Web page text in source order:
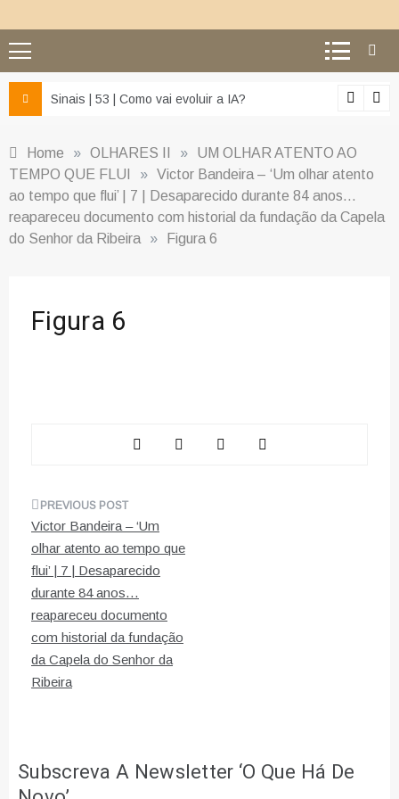
e da misericórdia’
Sinais | 53 | Como vai evoluir a IA?
Home » OLHARES II »
UM OLHAR ATENTO AO
TEMPO QUE FLUI
» Victor Bandeira – ‘Um olhar atento
ao tempo que flui’ | 7 | Desaparecido durante 84 anos…
reapareceu documento com historial da fundação da Capela
do Senhor da Ribeira
» Figura 6
Figura 6
Navegação
de
artigos
Victor Bandeira – ‘Um
olhar atento ao tempo que
flui’ | 7 | Desaparecido
durante 84 anos…
reapareceu documento
com historial da fundação
da Capela do Senhor da
Ribeira
Subscreva A Newsletter ‘O Que Há De